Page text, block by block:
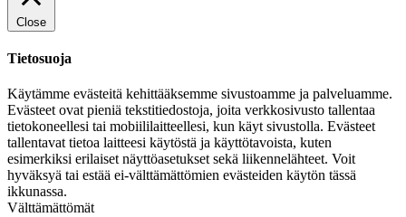
Close
Tietosuoja
Käytämme evästeitä kehittääksemme sivustoamme ja palveluamme.
Evästeet ovat pieniä tekstitiedostoja, joita verkkosivusto tallentaa
tietokoneellesi tai mobiililaitteellesi, kun käyt sivustolla. Evästeet
tallentavat tietoa laitteesi käytöstä ja käyttötavoista, kuten
esimerkiksi erilaiset näyttöasetukset sekä liikennelähteet. Voit
hyväksyä tai estää ei-välttämättömien evästeiden käytön tässä
ikkunassa.
Välttämättömät